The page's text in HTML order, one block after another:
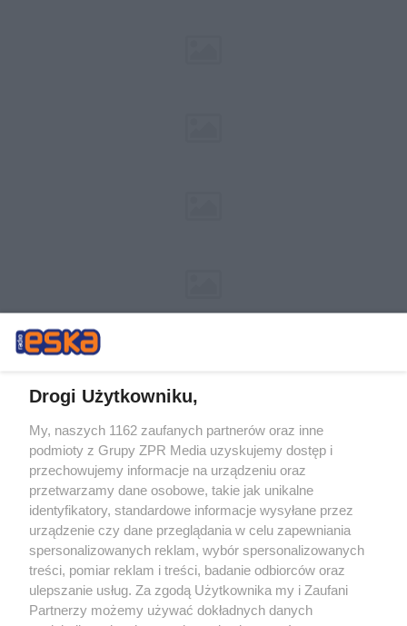
Żaden utwór zamieszczony w serwisie nie może być powielany i
rozpowszechniany lub dalej rozpowszechniany w jakikolwiek sposób (w
tym także elektroniczny lub mechaniczny) na jakimkolwiek polu
eksploatacji w jakiejkolwiek formie, włącznie z umieszczaniem w
Internecie bez pisemnej zgody właściciela praw. Jakiekolwiek użycie lub
wykorzystanie utworów w całości lub w części z naruszeniem prawa,
tzn. bez właściwej zgody, jest zabronione pod groźbą kary i może być
ścigane prawnie.
Drogi Użytkowniku,
My, naszych 1162 zaufanych partnerów oraz inne
podmioty z Grupy ZPR Media uzyskujemy dostęp i
przechowujemy informacje na urządzeniu oraz
przetwarzamy dane osobowe, takie jak unikalne
identyfikatory, standardowe informacje wysyłane przez
urządzenie czy dane przeglądania w celu zapewniania
spersonalizowanych reklam, wybór spersonalizowanych
treści, pomiar reklam i treści, badanie odbiorców oraz
ulepszanie usług. Za zgodą Użytkownika my i Zaufani
Partnerzy możemy używać dokładnych danych